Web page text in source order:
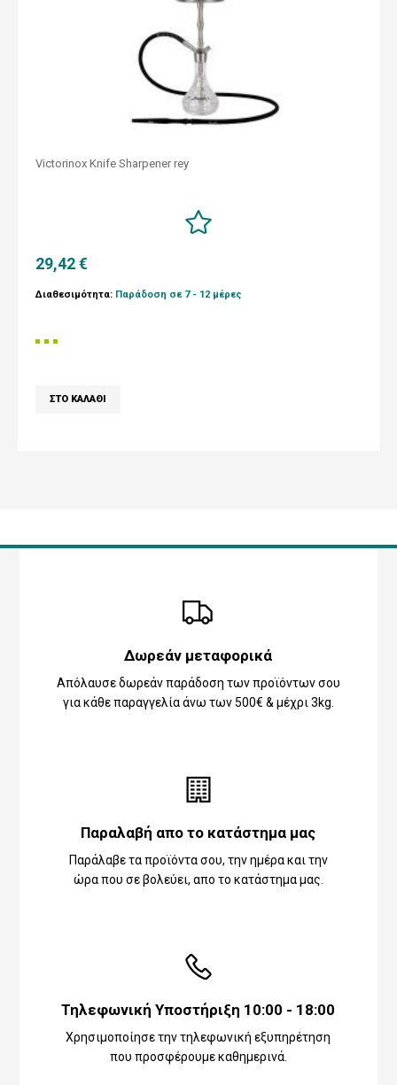
Victorinox Knife Sharpener rey
29,42 €
Διαθεσιμότητα: Παράδοση σε 7 - 12 μέρες
Δωρεάν μεταφορικά
Απόλαυσε δωρεάν παράδοση των προϊόντων σου
για κάθε παραγγελία άνω των 500€ & μέχρι 3kg.
Παραλαβή απο το κατάστημα μας
Παράλαβε τα προϊόντα σου, την ημέρα και την
ώρα που σε βολεύει, απο το κατάστημα μας.
Τηλεφωνική Υποστήριξη 10:00 - 18:00
Χρησιμοποίησε την τηλεφωνική εξυπηρέτηση
που προσφέρουμε καθημερινά.